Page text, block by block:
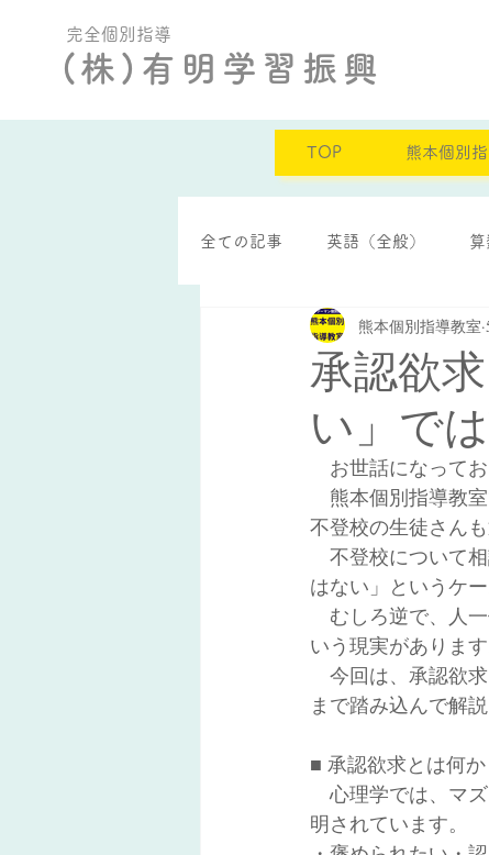
完全個別指導
(株)有明学習振興
TOP 熊本個別
全ての記事 英語（全般） 算
定期テスト結果 自己肯定
承認欲
い」で
熊本個別指導教室
お世話になってお
熊本個別指導教
不登校の生徒さん
不登校について
はない」というケー
むしろ逆で、人
いう現実があります
今回は、承認欲
まで踏み込んで解説
■ 承認欲求とは何か
心理学では、マ
明されています。